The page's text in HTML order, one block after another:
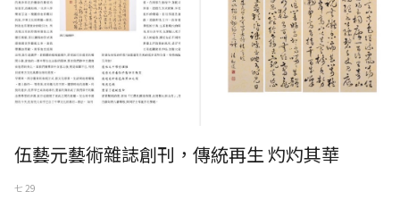
伍藝元藝術雜誌創刊，傳統再生 灼灼其華
七 29